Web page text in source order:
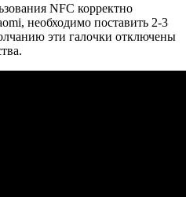
NFC корректно
необходимо поставить 2-3
эти галочки отключены